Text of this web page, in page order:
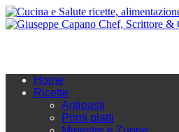
Home
Ricette
Antipasti
Primi piatti